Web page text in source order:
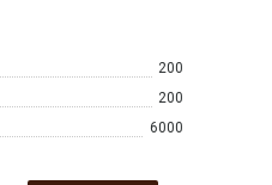
200
200
6000